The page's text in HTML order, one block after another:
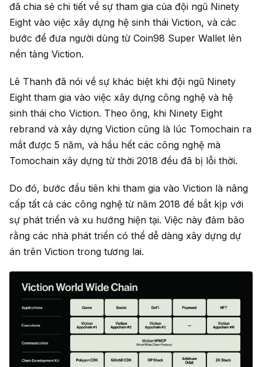
đã chia sẻ chi tiết về sự tham gia của đội ngũ Ninety
Eight vào việc xây dựng hệ sinh thái Viction, và các
bước để đưa người dùng từ Coin98 Super Wallet lên
nền tảng Viction.
Lê Thanh đã nói về sự khác biệt khi đội ngũ Ninety
Eight tham gia vào việc xây dựng công nghệ và hệ
sinh thái cho Viction. Theo ông, khi Ninety Eight
rebrand và xây dựng Viction cũng là lúc Tomochain ra
mắt được 5 năm, và hầu hết các công nghệ mà
Tomochain xây dựng từ thời 2018 đều đã bị lỗi thời.
Do đó, bước đầu tiên khi tham gia vào Viction là nâng
cấp tất cả các công nghệ từ năm 2018 để bắt kịp với
sự phát triển và xu hướng hiện tại. Việc này đảm bảo
rằng các nhà phát triển có thể dễ dàng xây dựng dự
án trên Viction trong tương lai.